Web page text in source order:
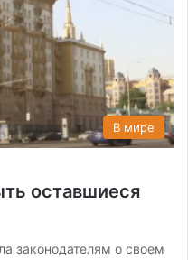
В мире
оставшиеся
законодателям о своем